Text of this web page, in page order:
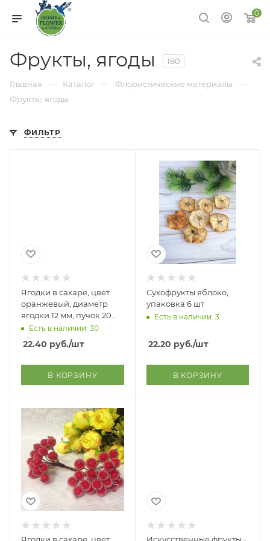
0
Фрукты, ягоды 180
Главная — Каталог — Флористические материалы —
Фрукты, ягоды
ФИЛЬТР
Ягодки в сахаре, цвет
оранжевый, диаметр
ягодки 12 мм, пучок 20
ягодок
Есть в наличии: 30
22.40 руб./шт
В КОРЗИНУ
Сухофрукты яблоко,
упаковка 6 шт
Есть в наличии: 3
22.20 руб./шт
В КОРЗИНУ